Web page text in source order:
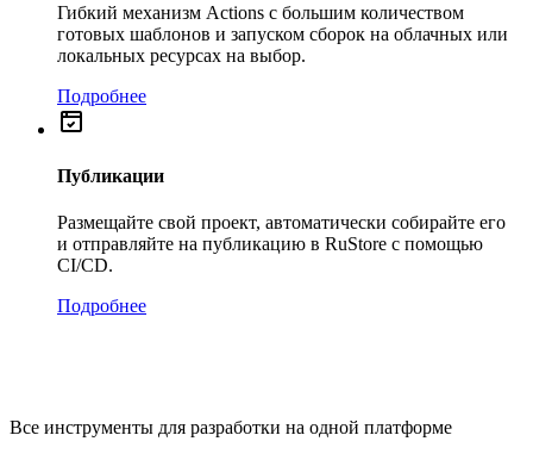
Гибкий механизм Actions с большим количеством
готовых шаблонов и запуском сборок на облачных или
локальных ресурсах на выбор.
Подробнее
Публикации
Размещайте свой проект, автоматически собирайте его
и отправляйте на публикацию в RuStore с помощью
CI/CD.
Подробнее
Все инструменты для разработки на одной платформе